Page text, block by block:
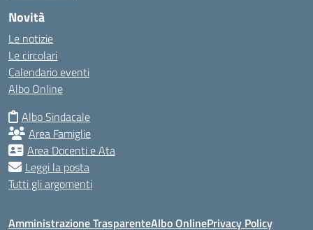
Novità
Le notizie
Le circolari
Calendario eventi
Albo Online
Albo Sindacale
Area Famiglie
Area Docenti e Ata
Leggi la posta
Tutti gli argomenti
Amministrazione TrasparenteAlbo OnlinePrivacy Policy